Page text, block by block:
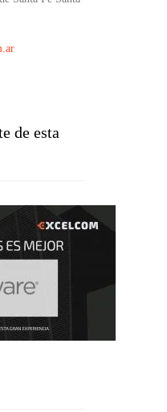
de esta